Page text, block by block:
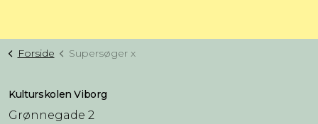
Forside Supersøger x
Kulturskolen Viborg
Grønnegade 2